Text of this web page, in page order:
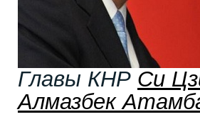
Главы КНР Си
Алмазбек